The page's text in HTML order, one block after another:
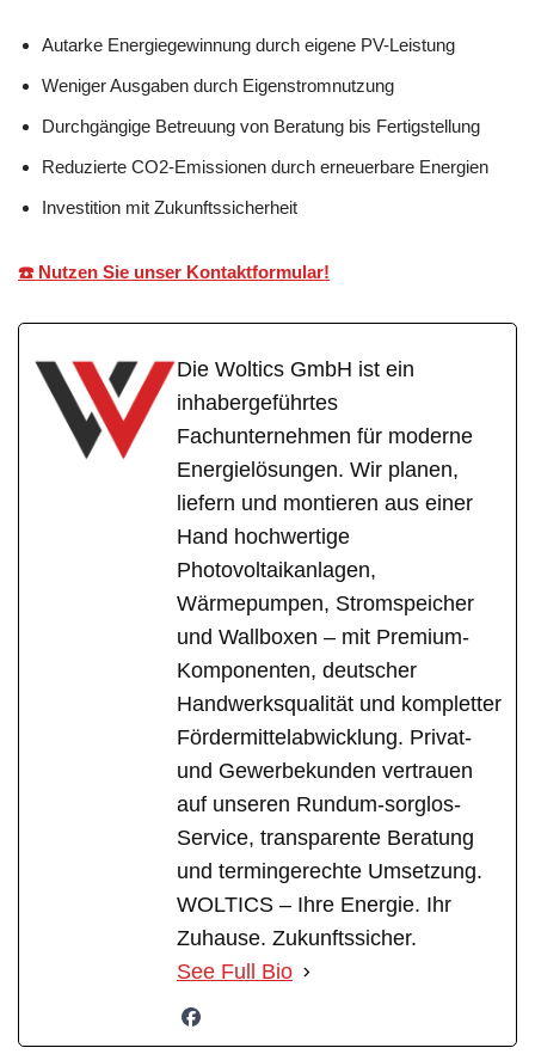
Autarke Energiegewinnung durch eigene PV-Leistung
Weniger Ausgaben durch Eigenstromnutzung
Durchgängige Betreuung von Beratung bis Fertigstellung
Reduzierte CO2-Emissionen durch erneuerbare Energien
Investition mit Zukunftssicherheit
☎️ Nutzen Sie unser Kontaktformular!
Die Woltics GmbH ist ein
inhabergeführtes
Fachunternehmen für moderne
Energielösungen. Wir planen,
liefern und montieren aus einer
Hand hochwertige
Photovoltaikanlagen,
Wärmepumpen, Stromspeicher
und Wallboxen – mit Premium-
Komponenten, deutscher
Handwerksqualität und kompletter
Fördermittelabwicklung. Privat-
und Gewerbekunden vertrauen
auf unseren Rundum-sorglos-
Service, transparente Beratung
und termingerechte Umsetzung.
WOLTICS – Ihre Energie. Ihr
Zuhause. Zukunftssicher.
See Full Bio